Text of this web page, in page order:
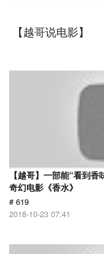
【越哥说电影】
【越哥】一部能“看到
奇幻电影《香水》
# 619
2018-10-23 07:41